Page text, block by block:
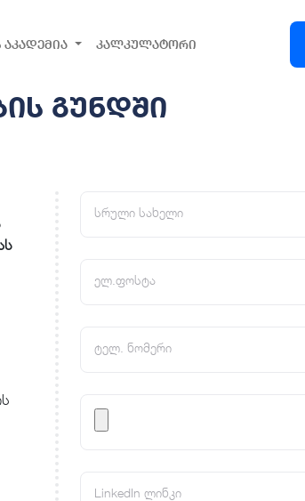
აკადემია კალკულატორი
გუნდში
სრული სახელი
ელ.ფოსტა
ტელ. ნომერი
LinkedIn ლინკი